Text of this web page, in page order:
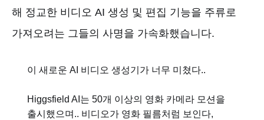
해 정교한 비디오 AI 생성 및 편집 기능을 주류로
가져오려는 그들의 사명을 가속화했습니다.
이 새로운 AI 비디오 생성기가 너무 미쳤다..
Higgsfield AI는 50개 이상의 영화 카메라 모션을
출시했으며.. 비디오가 영화 필름처럼 보인다,